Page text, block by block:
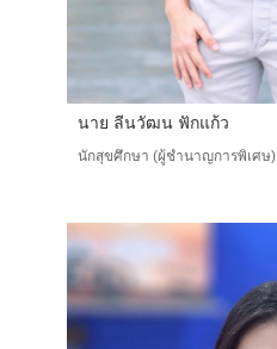
นาย ลีนวัฒน ฟักแก้ว
นักสุขศึกษา (ผู้ชำนาญการพิเศษ)